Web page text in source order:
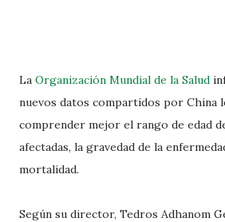
La Organización Mundial de la Salud
nuevos datos compartidos por China
comprender mejor el rango de edad
afectadas, la gravedad de la
mortalidad.
Según su director, Tedros Adhanom